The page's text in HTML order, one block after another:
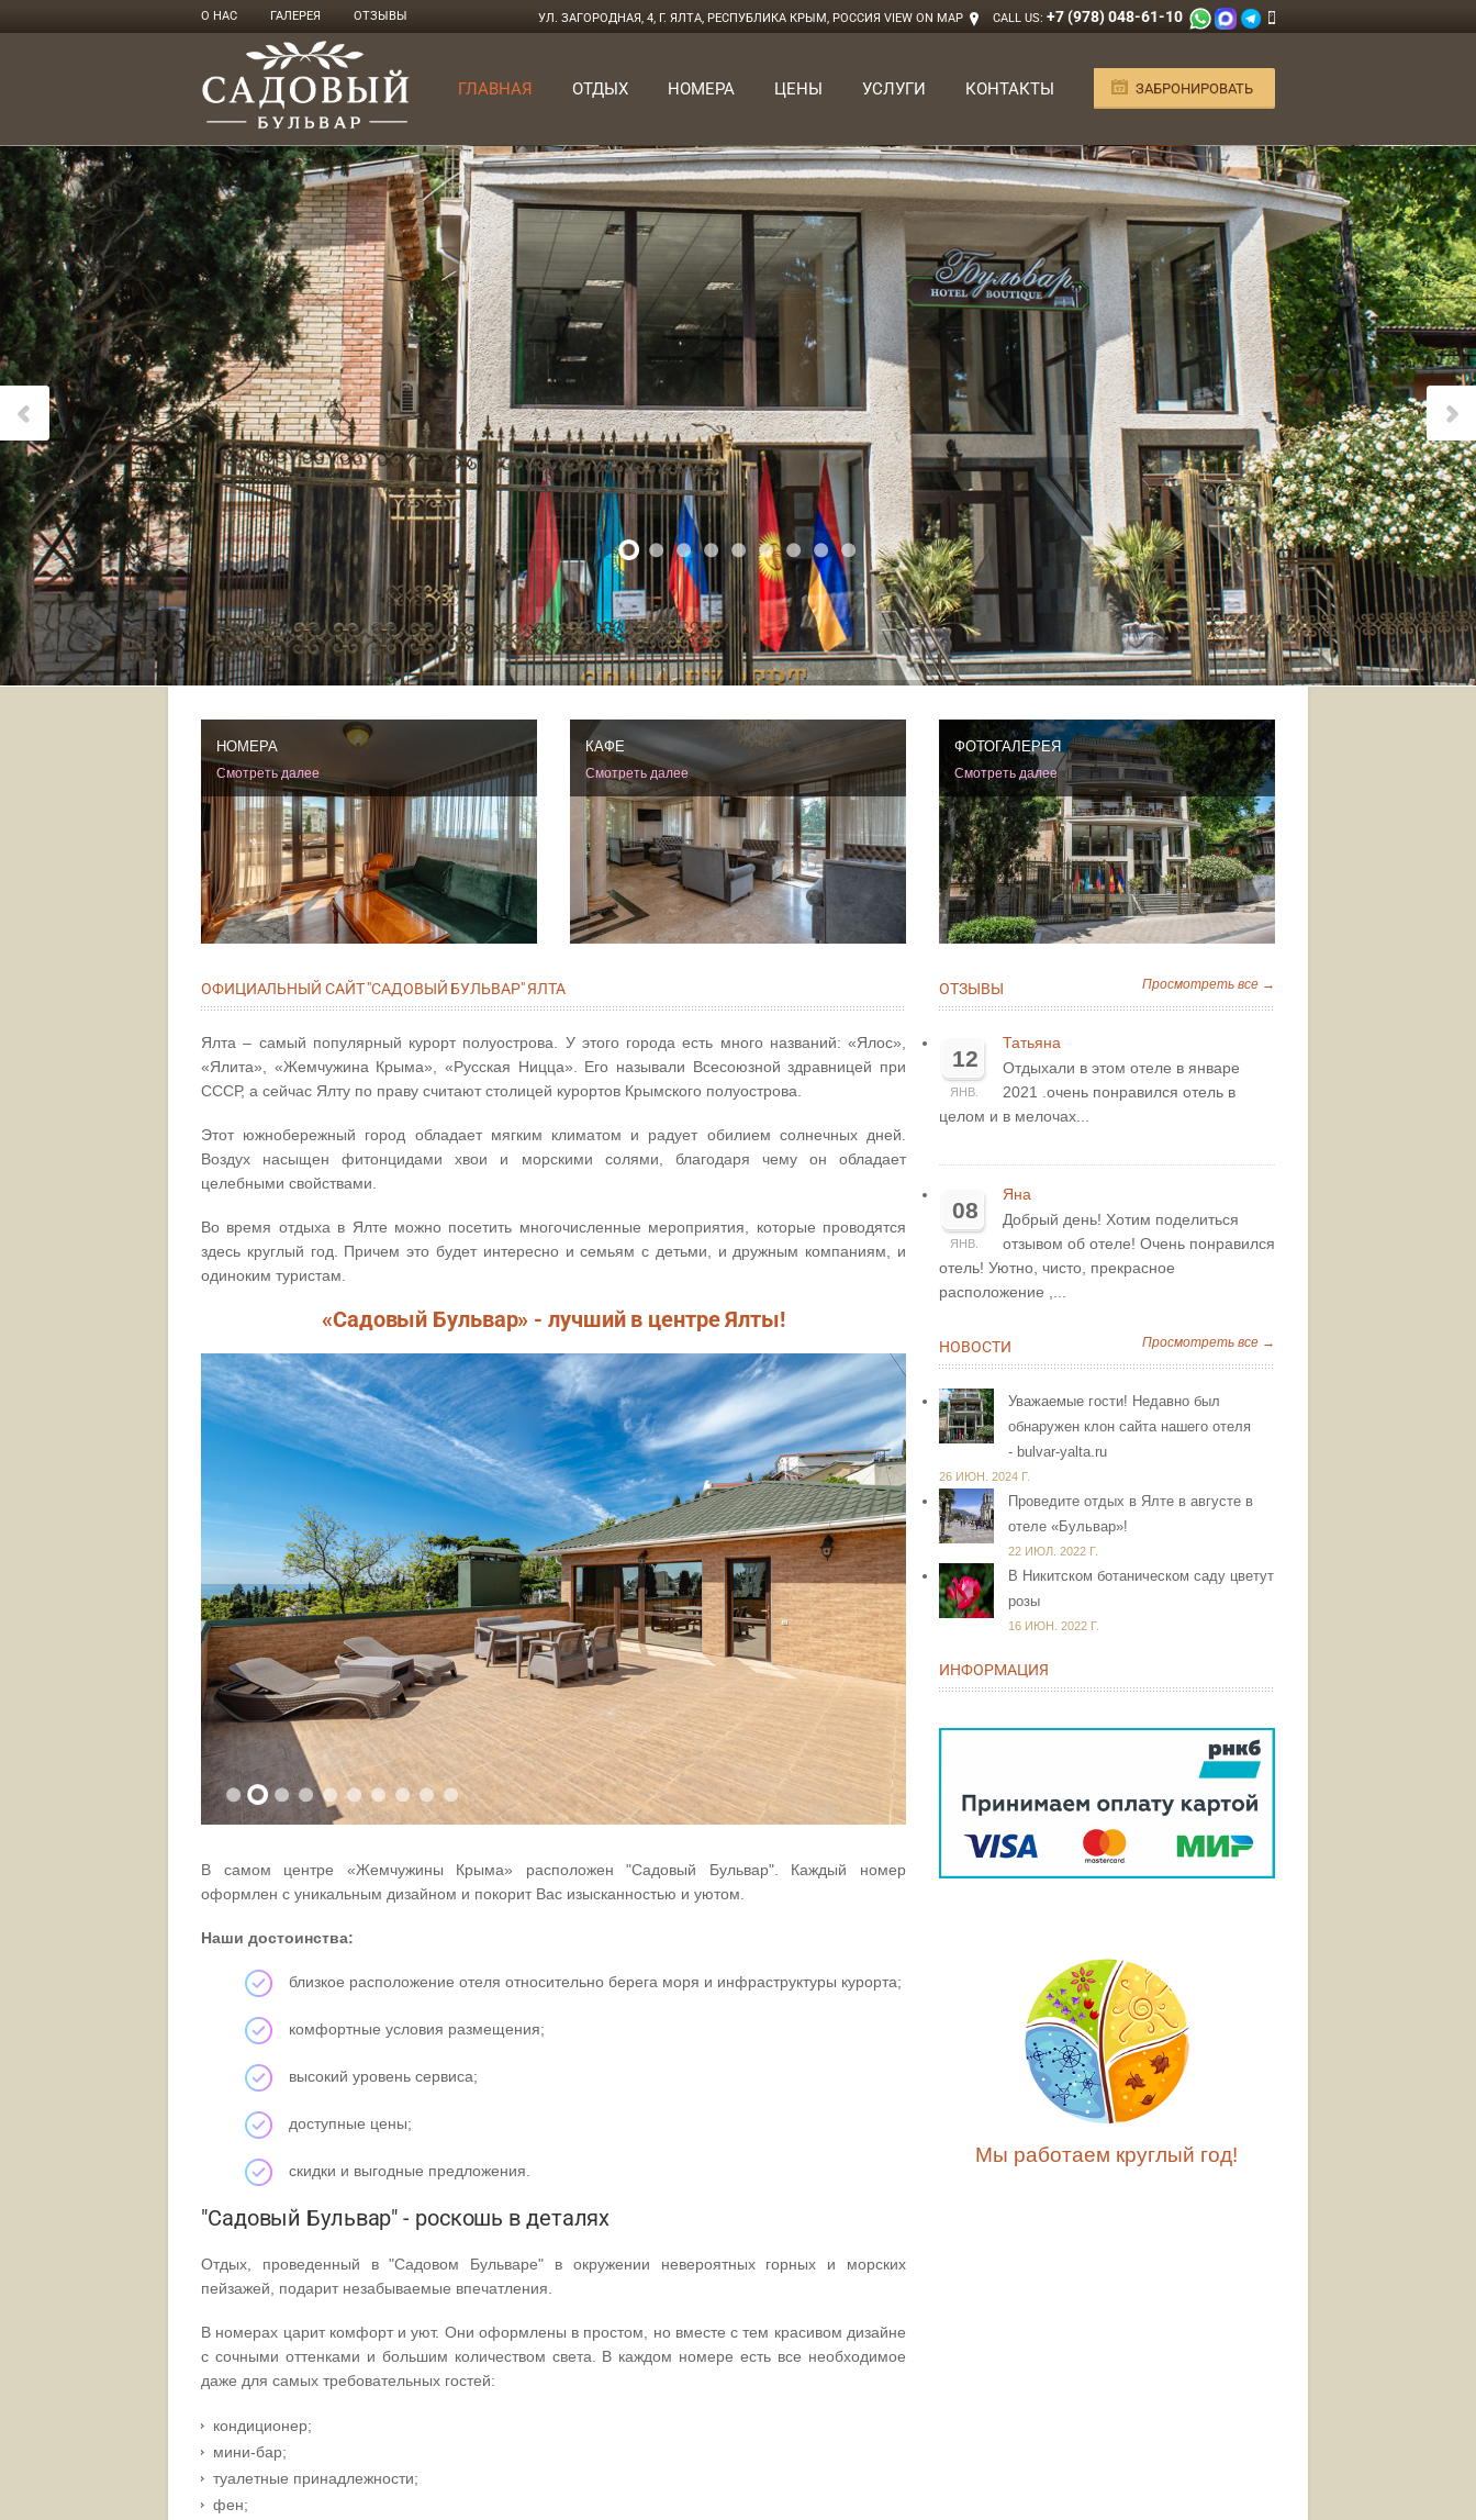
О НАС ГАЛЕРЕЯ ОТЗЫВЫ УЛ. ЗАГОРОДНАЯ, 4, Г. ЯЛТА, РЕСПУБЛИКА КРЫМ, РОССИЯ VIEW ON MAP CALL US: +7 (978) 048-61-10
ЗАБРОНИРОВАТЬ
ГЛАВНАЯ ОТДЫХ НОМЕРА ЦЕНЫ УСЛУГИ КОНТАКТЫ
НОМЕРА
Смотреть далее
КАФЕ
Смотреть далее
ФОТОГАЛЕРЕЯ
Смотреть далее
ОФИЦИАЛЬНЫЙ САЙТ "САДОВЫЙ БУЛЬВАР" ЯЛТА
Ялта – самый популярный курорт полуострова. У этого города есть много названий: «Ялос»,
«Ялита», «Жемчужина Крыма», «Русская Ницца». Его называли Всесоюзной здравницей при
СССР, а сейчас Ялту по праву считают столицей курортов Крымского полуострова.
Этот южнобережный город обладает мягким климатом и радует обилием солнечных дней.
Воздух насыщен фитонцидами хвои и морскими солями, благодаря чему он обладает
целебными свойствами.
Во время отдыха в Ялте можно посетить многочисленные мероприятия, которые проводятся
здесь круглый год. Причем это будет интересно и семьям с детьми, и дружным компаниям, и
одиноким туристам.
«Садовый Бульвар» - лучший в центре Ялты!
В самом центре «Жемчужины Крыма» расположен "Садовый Бульвар". Каждый номер
оформлен с уникальным дизайном и покорит Вас изысканностью и уютом.
Наши достоинства:
близкое расположение отеля относительно берега моря и инфраструктуры курорта;
комфортные условия размещения;
высокий уровень сервиса;
доступные цены;
скидки и выгодные предложения.
"Садовый Бульвар" - роскошь в деталях
Отдых, проведенный в "Садовом Бульваре" в окружении невероятных горных и морских
пейзажей, подарит незабываемые впечатления.
В номерах царит комфорт и уют. Они оформлены в простом, но вместе с тем красивом дизайне
с сочными оттенками и большим количеством света. В каждом номере есть все необходимое
даже для самых требовательных гостей:
кондиционер;
мини-бар;
туалетные принадлежности;
фен;
ОТЗЫВЫ Просмотреть все →
12
ЯНВ.
Татьяна
Отдыхали в этом отеле в январе
2021 .очень понравился отель в
целом и в мелочах...
08
ЯНВ.
Яна
Добрый день! Хотим поделиться
отзывом об отеле! Очень понравился
отель! Уютно, чисто, прекрасное
расположение ,...
НОВОСТИ Просмотреть все →
Уважаемые гости! Недавно был
обнаружен клон сайта нашего отеля
- bulvar-yalta.ru
26 ИЮН. 2024 Г.
Проведите отдых в Ялте в августе в
отеле «Бульвар»!
22 ИЮЛ. 2022 Г.
В Никитском ботаническом саду цветут
розы
16 ИЮН. 2022 Г.
ИНФОРМАЦИЯ
Мы работаем круглый год!